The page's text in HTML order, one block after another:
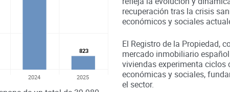
recuperación tras la crisis
económicos y sociales
El Registro de la Propiedad,
mercado inmobiliario
viviendas experimenta ciclos
económicas y sociales,
el sector.
823
823
2024 2025